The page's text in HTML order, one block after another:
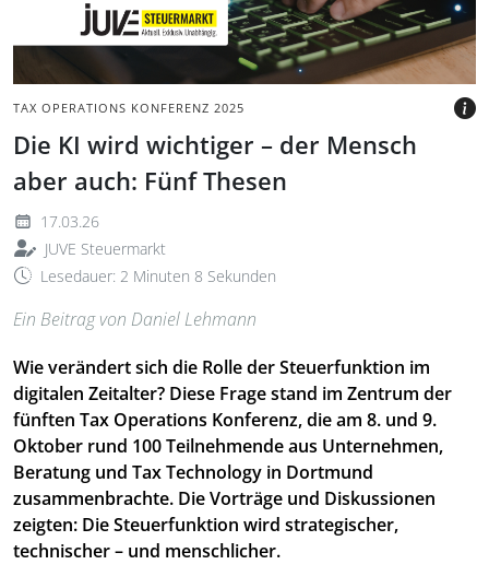
TAX OPERATIONS KONFERENZ 2025
Die KI wird wichtiger – der Mensch
aber auch: Fünf Thesen
17.03.26
JUVE Steuermarkt
Lesedauer: 2 Minuten 8 Sekunden
BILD: @ANTON NITA VIA
Ein Beitrag von Daniel Lehmann
Wie verändert sich die Rolle der Steuerfunktion im
digitalen Zeitalter? Diese Frage stand im Zentrum der
fünften Tax Operations Konferenz, die am 8. und 9.
Oktober rund 100 Teilnehmende aus Unternehmen,
Beratung und Tax Technology in Dortmund
zusammenbrachte. Die Vorträge und Diskussionen
zeigten: Die Steuerfunktion wird strategischer,
technischer – und menschlicher.